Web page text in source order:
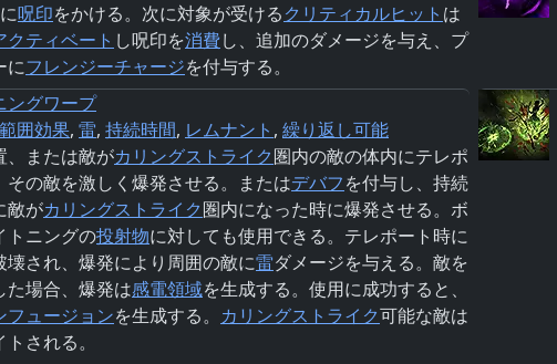
呪印をかける。次に対象が受けるクリティカルヒット は
クティベート し呪印を消費し、追加のダメージを与え、プ
にフレンジーチャージを付与する。
ングワープ
範囲効果, 雷, 持続時間, レムナント , 繰り返し可能
、または敵がカリングストライク圏内の敵の体内にテレポ
その敵を激しく爆発させる。またはデバフを付与し、持続
敵がカリングストライク圏内になった時に爆発させる。ボ
トニングの投射物に対しても使用できる。テレポート時に
壊され、爆発により周囲の敵に雷ダメージを与える。敵を
た場合、爆発は感電領域を生成する。使用に成功すると、
フュージョンを生成する。 カリングストライク可能な敵は
される。